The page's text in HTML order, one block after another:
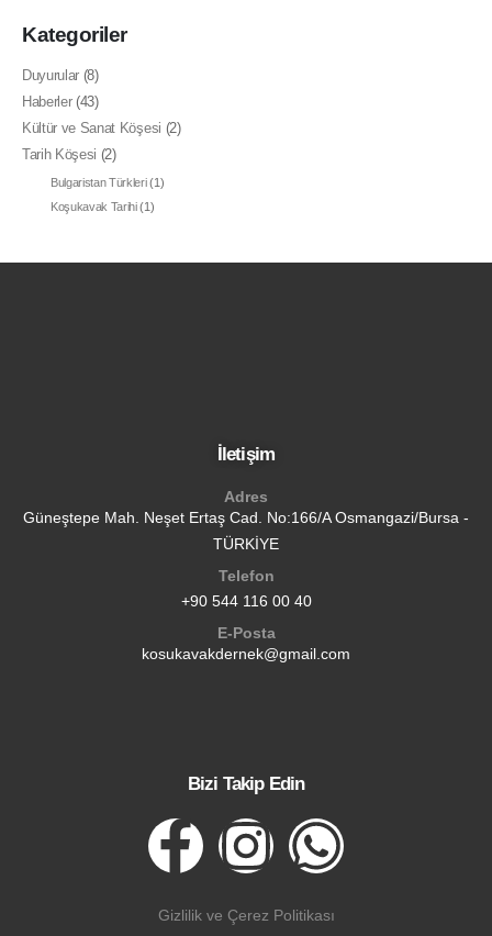
Kategoriler
Duyurular (8)
Haberler(43)
Kültür ve Sanat Köşesi (2)
Tarih Köşesi (2)
Bulgaristan Türkleri(1)
Koşukavak Tarihi(1)
İletişim
Adres
Güneştepe Mah. Neşet Ertaş Cad. No:166/A Osmangazi/Bursa -
TÜRKİYE
Telefon
+90 544 116 00 40
E-Posta
kosukavakdernek@gmail.com
Bizi Takip Edin
Gizlilik ve Çerez Politikası